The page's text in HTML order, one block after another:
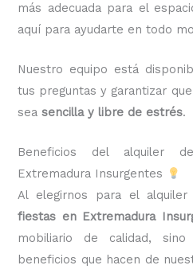
más adecuada para el
aquí para ayudarte en todo
Nuestro equipo está
tus preguntas y garantizar
seasencilla y libre de estrés.
Beneficios del alquiler
Extremadura Insurgentes
Al elegirnos para el
fiestas en Extremadura
mobiliario de calidad,
beneficios que hacen de